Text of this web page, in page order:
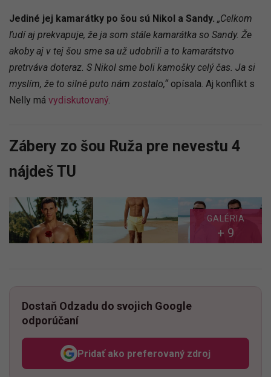
Jediné jej kamarátky po šou sú Nikol a Sandy. „Celkom
ľudí aj prekvapuje, že ja som stále kamarátka so Sandy. Že
akoby aj v tej šou sme sa už udobrili a to kamarátstvo
pretrváva doteraz. S Nikol sme boli kamošky celý čas. Ja si
myslím, že to silné puto nám zostalo,“ opísala. Aj konflikt s
Nelly má vydiskutovaný.
Zábery zo šou Ruža pre nevestu 4
nájdeš TU
GALÉRIA
+ 9
Dostaň Odzadu do svojich Google
odporúčaní
Pridať ako preferovaný zdroj
Odzadu, odkaz sa otvorí v